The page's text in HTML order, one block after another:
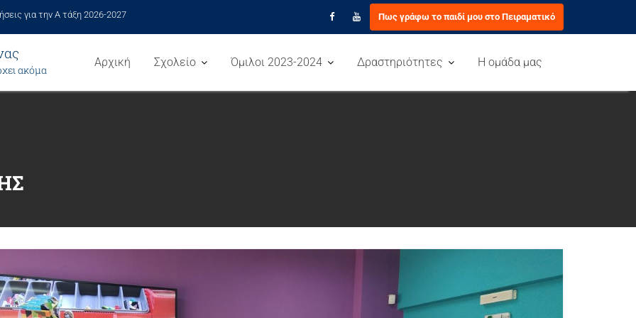
για την Α τάξη 2026-2027 Πως γράφω το παιδί μου στο Πειραματικό
ακόμα
Αρχική Σχολείο Όμιλοι 2023-2024 Δραστηριότητες Η ομάδα μας